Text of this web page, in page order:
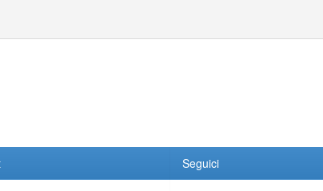
Seguici